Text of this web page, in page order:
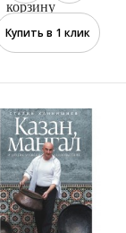
корзину
Купить в 1 клик